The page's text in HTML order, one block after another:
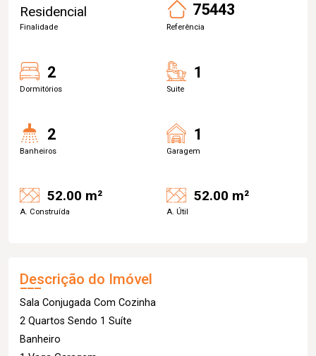
Residencial
Finalidade
75443
Referência
2
Dormitórios
1
Suite
2
Banheiros
1
Garagem
52.00 m²
A. Construída
52.00 m²
A. Útil
Descrição do Imóvel
Sala Conjugada Com Cozinha
2 Quartos Sendo 1 Suíte
Banheiro